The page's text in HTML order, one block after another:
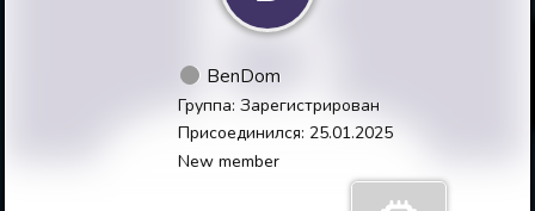
BenDom
Группа: Зарегистрирован
Присоединился: 25.01.2025
New member